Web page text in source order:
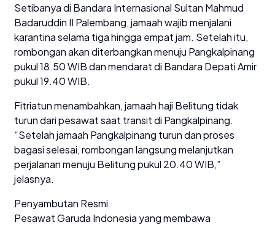
Setibanya di Bandara Internasional Sultan Mahmud
Badaruddin II Palembang, jamaah wajib menjalani
karantina selama tiga hingga empat jam. Setelah itu,
rombongan akan diterbangkan menuju Pangkalpinang
pukul 18.50 WIB dan mendarat di Bandara Depati Amir
pukul 19.40 WIB.
Fitriatun menambahkan, jamaah haji Belitung tidak
turun dari pesawat saat transit di Pangkalpinang.
“Setelah jamaah Pangkalpinang turun dan proses
bagasi selesai, rombongan langsung melanjutkan
perjalanan menuju Belitung pukul 20.40 WIB,”
jelasnya.
Penyambutan Resmi
Pesawat Garuda Indonesia yang membawa